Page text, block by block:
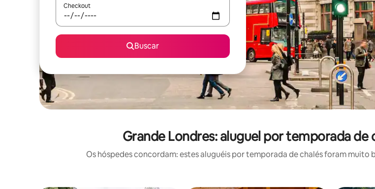
Checkout
Buscar
Grande Londres: aluguel por temporada de
Os hóspedes concordam: estes aluguéis por temporada de chalés foram muito